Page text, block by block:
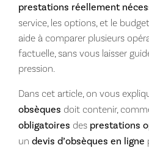
prestations réellement
service, les options, et le
aide à comparer plusieurs
factuelle, sans vous laisser
pression.
Dans cet article, on vous
obsèques doit contenir,
obligatoires des prestations
un devis d’obsèques en ligne